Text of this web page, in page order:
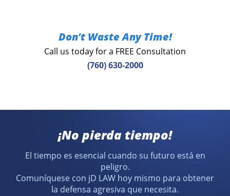
Don’t Waste Any Time!
Call us today for a FREE Consultation
(760) 630-2000
¡No pierda tiempo!
El tiempo es esencial cuando su futuro está en
peligro.
Comuníquese con jD LAW hoy mismo para obtener
la defensa agresiva que necesita.